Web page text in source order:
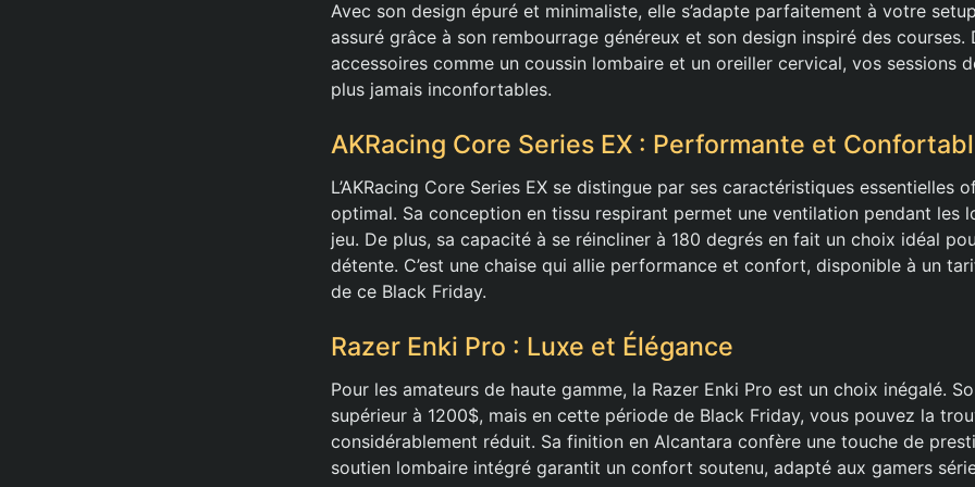
Avec son design épuré et minimaliste, elle s’adapte parfaitement à votre
assuré grâce à son rembourrage généreux et son design inspiré des courses.
accessoires comme un coussin lombaire et un oreiller cervical, vos sessions
plus jamais inconfortables.
AKRacing Core Series EX : Performante et
L’AKRacing Core Series EX se distingue par ses caractéristiques essentielles
optimal. Sa conception en tissu respirant permet une ventilation pendant les
jeu. De plus, sa capacité à se réincliner à 180 degrés en fait un choix idéal
détente. C’est une chaise qui allie performance et confort, disponible à un
de ce Black Friday.
Razer Enki Pro : Luxe et Élégance
Pour les amateurs de haute gamme, la Razer Enki Pro est un choix inégalé.
supérieur à 1200$, mais en cette période de Black Friday, vous pouvez la
considérablement réduit. Sa finition en Alcantara confère une touche de
soutien lombaire intégré garantit un confort soutenu, adapté aux gamers